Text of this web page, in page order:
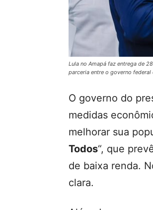
Lula no Amapá faz entrega de
parceria entre o governo federal
O governo do
medidas
melhorar sua
Todos“, que
de baixa renda.
clara.